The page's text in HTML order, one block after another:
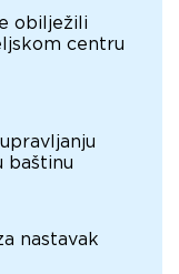
obilježili
centru
baštinu
nastavak